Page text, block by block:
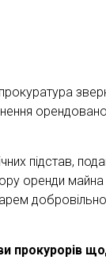
підстав,
оренди
прокурорів